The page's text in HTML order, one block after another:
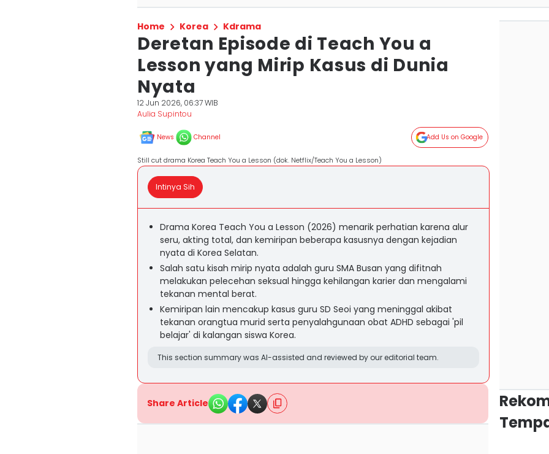
Home Korea Kdrama
Deretan Episode di Teach You a
Lesson yang Mirip Kasus di Dunia
Nyata
12 Jun 2026, 06:37 WIB
Aulia Supintou
News Channel Add Us on Google
Still cut drama Korea Teach You a Lesson (dok. Netflix/Teach You a Lesson)
Intinya Sih
Drama Korea Teach You a Lesson (2026) menarik perhatian karena alur
seru, akting total, dan kemiripan beberapa kasusnya dengan kejadian
nyata di Korea Selatan.
Salah satu kisah mirip nyata adalah guru SMA Busan yang difitnah
melakukan pelecehan seksual hingga kehilangan karier dan mengalami
tekanan mental berat.
Kemiripan lain mencakup kasus guru SD Seoi yang meninggal akibat
tekanan orangtua murid serta penyalahgunaan obat ADHD sebagai 'pil
belajar' di kalangan siswa Korea.
This section summary was AI-assisted and reviewed by our editorial team.
Share Article